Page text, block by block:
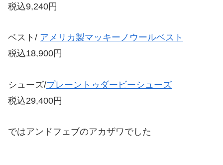
税込9,240円
ベスト/ アメリカ製マッキーノウールベスト
税込18,900円
シューズ/プレーントゥダービーシューズ
税込29,400円
ではアンドフェブのアカザワでした